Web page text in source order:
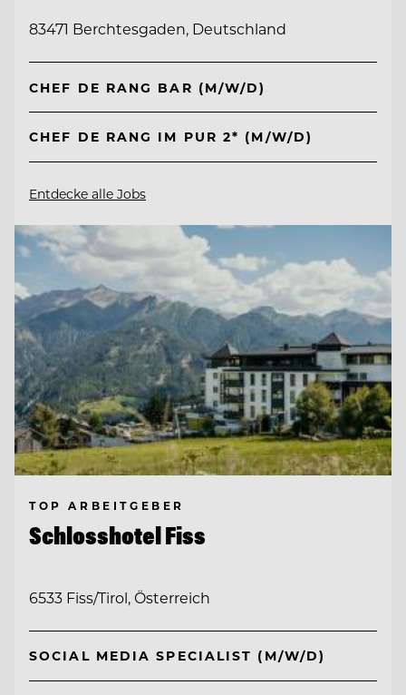
83471 Berchtesgaden, Deutschland
CHEF DE RANG BAR (M/W/D)
CHEF DE RANG IM PUR 2* (M/W/D)
Entdecke alle Jobs
TOP ARBEITGEBER
Schlosshotel Fiss
6533 Fiss/Tirol, Österreich
SOCIAL MEDIA SPECIALIST (M/W/D)